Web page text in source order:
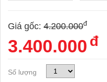
Giá gốc: 4.200.000đ
3.400.000 đ
Số lượng